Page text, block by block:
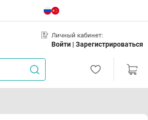
Личный кабинет:
Войти | Зарегистрироваться